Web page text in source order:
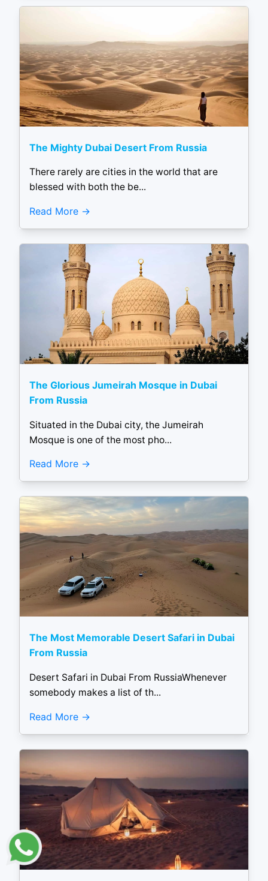
The Mighty Dubai Desert From Russia
There rarely are cities in the world that are
blessed with both the be...
Read More
The Glorious Jumeirah Mosque in Dubai
From Russia
Situated in the Dubai city, the Jumeirah
Mosque is one of the most pho...
Read More
The Most Memorable Desert Safari in Dubai
From Russia
Desert Safari in Dubai From RussiaWhenever
somebody makes a list of th...
Read More